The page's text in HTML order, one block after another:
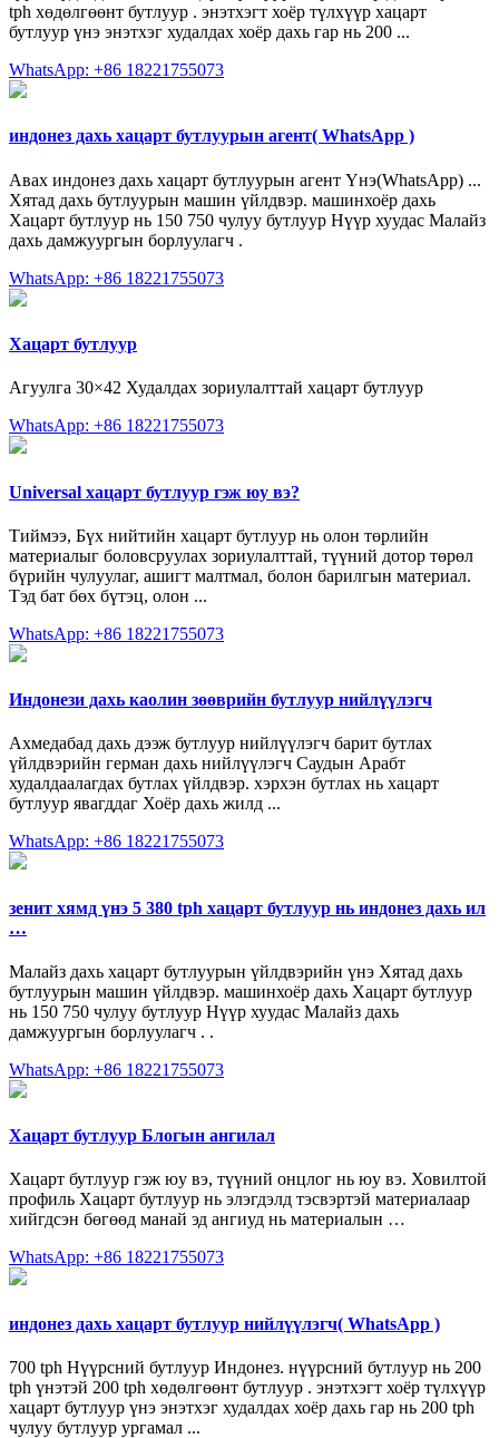
tph хөдөлгөөнт бутлуур . энэтхэгт хоёр түлхүүр хацарт
бутлуур үнэ энэтхэг худалдах хоёр дахь гар нь 200 ...
WhatsApp: +86 18221755073
индонез дахь хацарт бутлуурын агент( WhatsApp )
Авах индонез дахь хацарт бутлуурын агент Үнэ(WhatsApp) ...
Хятад дахь бутлуурын машин үйлдвэр. машинхоёр дахь
Хацарт бутлуур нь 150 750 чулуу бутлуур Нүүр хуудас Малайз
дахь дамжуургын борлуулагч .
WhatsApp: +86 18221755073
Хацарт бутлуур
Агуулга 30×42 Худалдах зориулалттай хацарт бутлуур
WhatsApp: +86 18221755073
Universal хацарт бутлуур гэж юу вэ?
Тиймээ, Бүх нийтийн хацарт бутлуур нь олон төрлийн
материалыг боловсруулах зориулалттай, түүний дотор төрөл
бүрийн чулуулаг, ашигт малтмал, болон барилгын материал.
Тэд бат бөх бүтэц, олон ...
WhatsApp: +86 18221755073
Индонези дахь каолин зөөврийн бутлуур нийлүүлэгч
Ахмедабад дахь дээж бутлуур нийлүүлэгч барит бутлах
үйлдвэрийн герман дахь нийлүүлэгч Саудын Арабт
худалдаалагдах бутлах үйлдвэр. хэрхэн бутлах нь хацарт
бутлуур явагддаг Хоёр дахь жилд ...
WhatsApp: +86 18221755073
зенит хямд үнэ 5 380 tph хацарт бутлуур нь индонез дахь ил
…
Малайз дахь хацарт бутлуурын үйлдвэрийн үнэ Хятад дахь
бутлуурын машин үйлдвэр. машинхоёр дахь Хацарт бутлуур
нь 150 750 чулуу бутлуур Нүүр хуудас Малайз дахь
дамжуургын борлуулагч . .
WhatsApp: +86 18221755073
Хацарт бутлуур Блогын ангилал
Хацарт бутлуур гэж юу вэ, түүний онцлог нь юу вэ. Ховилтой
профиль Хацарт бутлуур нь элэгдэлд тэсвэртэй материалаар
хийгдсэн бөгөөд манай эд ангиуд нь материалын …
WhatsApp: +86 18221755073
индонез дахь хацарт бутлуур нийлүүлэгч( WhatsApp )
700 tph Нүүрсний бутлуур Индонез. нүүрсний бутлуур нь 200
tph үнэтэй 200 tph хөдөлгөөнт бутлуур . энэтхэгт хоёр түлхүүр
хацарт бутлуур үнэ энэтхэг худалдах хоёр дахь гар нь 200 tph
чулуу бутлуур ургамал ...